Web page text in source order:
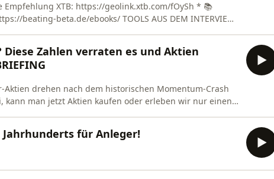
Empfehlung XTB: https://geolink.xtb.com/fOySh * 📚
ebooks/ TOOLS AUS DEM INTERVIEW:
leistu
Diese Zahlen verraten es und Aktien
Aktien drehen nach dem historischen Momentum-Crash
kann man jetzt Aktien kaufen oder erleben wir nur einen
für Anleger!